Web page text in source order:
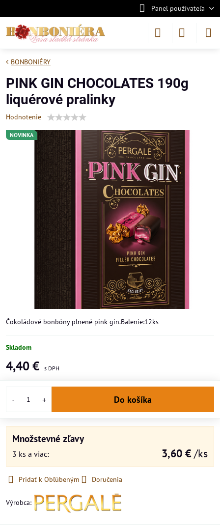
Panel používateľa
NOVINKA
BONBONIÉRY
PINK GIN CHOCOLATES 190g
liquérové pralinky
Hodnotenie
Čokoládové bonbóny plnené pink gin.Balenie:12ks
Skladom
4,40 €
Do košíka
Množstevné zľavy
3 ks a viac: 3,60 € /ks
Pridať k Obľúbeným Doručenia
Výrobca: